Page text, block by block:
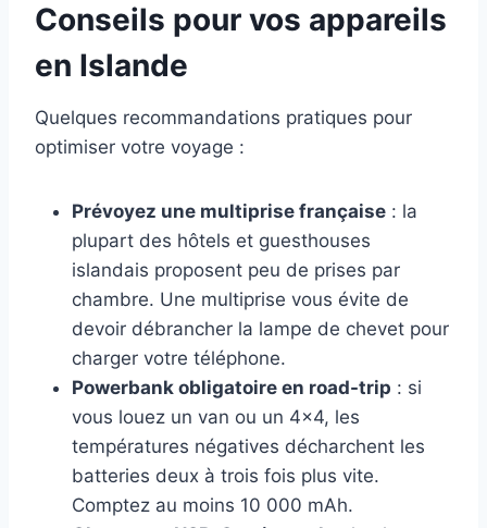
Conseils pour vos appareils
en Islande
Quelques recommandations pratiques pour
optimiser votre voyage :
Prévoyez une multiprise française : la
plupart des hôtels et guesthouses
islandais proposent peu de prises par
chambre. Une multiprise vous évite de
devoir débrancher la lampe de chevet pour
charger votre téléphone.
Powerbank obligatoire en road-trip : si
vous louez un van ou un 4×4, les
températures négatives décharchent les
batteries deux à trois fois plus vite.
Comptez au moins 10 000 mAh.